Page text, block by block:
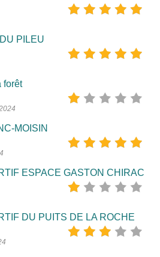
PILEU
forêt
MOISIN
ESPACE GASTON CHIRAC
DU PUITS DE LA ROCHE